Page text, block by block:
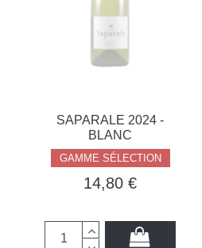
SAPARALE 2024 -
BLANC
GAMME SÉLECTION
14,80 €